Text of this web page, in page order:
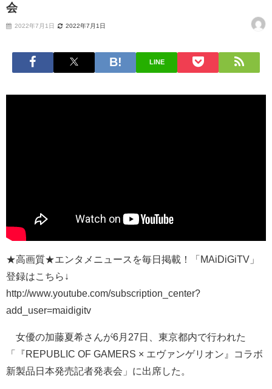
会
2022年7月1日 2022年7月1日
LINE
★高画質★エンタメニュースを毎日掲載！「MAiDiGiTV」
登録はこちら↓
http://www.youtube.com/subscription_center?
add_user=maidigitv
女優の加藤夏希さんが6月27日、東京都内で行われた
「『REPUBLIC OF GAMERS × エヴァンゲリオン』コラボ
新製品日本発売記者発表会」に出席した。